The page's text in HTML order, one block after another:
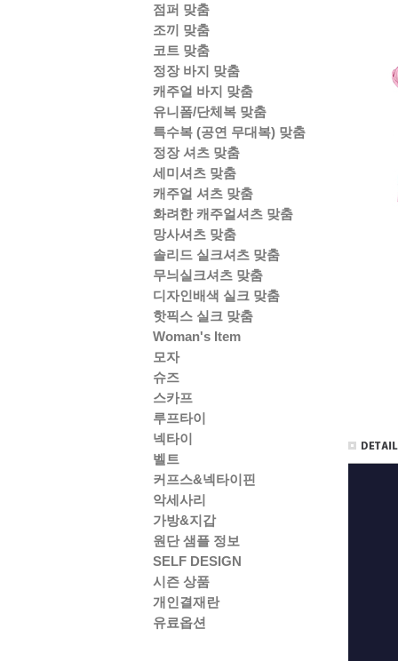
점퍼 맞춤
조끼 맞춤
코트 맞춤
정장 바지 맞춤
캐주얼 바지 맞춤
유니폼/단체복 맞춤
특수복 (공연 무대복) 맞춤
정장 셔츠 맞춤
세미셔츠 맞춤
캐주얼 셔츠 맞춤
화려한 캐주얼셔츠 맞춤
망사셔츠 맞춤
솔리드 실크셔츠 맞춤
무늬실크셔츠 맞춤
디자인배색 실크 맞춤
핫픽스 실크 맞춤
Woman's Item
모자
슈즈
스카프
루프타이
넥타이
벨트
커프스&넥타이핀
악세사리
가방&지갑
원단 샘플 정보
SELF DESIGN
시즌 상품
개인결재란
유료옵션